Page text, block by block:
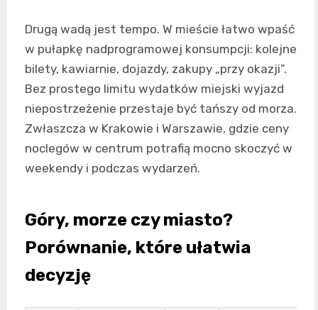
Drugą wadą jest tempo. W mieście łatwo wpaść
w pułapkę nadprogramowej konsumpcji: kolejne
bilety, kawiarnie, dojazdy, zakupy „przy okazji”.
Bez prostego limitu wydatków miejski wyjazd
niepostrzeżenie przestaje być tańszy od morza.
Zwłaszcza w Krakowie i Warszawie, gdzie ceny
noclegów w centrum potrafią mocno skoczyć w
weekendy i podczas wydarzeń.
Góry, morze czy miasto?
Porównanie, które ułatwia
decyzję